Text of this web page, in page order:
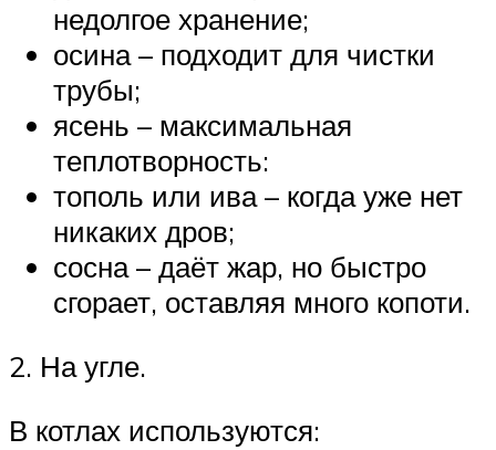
недолгое хранение;
осина – подходит для чистки
трубы;
ясень – максимальная
теплотворность:
тополь или ива – когда уже нет
никаких дров;
сосна – даёт жар, но быстро
сгорает, оставляя много копоти.
2. На угле.
В котлах используются: